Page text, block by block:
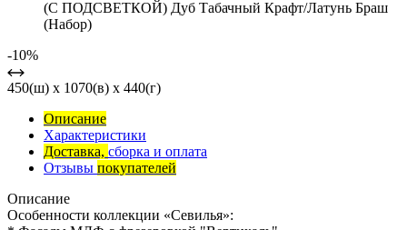
(С ПОДСВЕТКОЙ) Дуб Табачный Крафт/Латунь Браш
(Набор)
-10%
450(ш) x 1070(в) x 440(г)
Описание
Характеристики
Доставка, сборка и оплата
Отзывы покупателей
Описание
Особенности коллекции «Севилья»: